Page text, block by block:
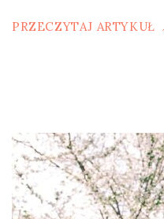
PRZECZYTAJ ARTYKUŁ